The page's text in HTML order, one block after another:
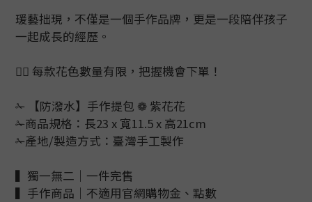
瑗藝拙現，不僅是一個手作品牌，更是一段陪伴孩子
一起成長的經歷。
👉🏻 每款花色數量有限，把握機會下單！
✁ 【防潑水】手作提包 ❁ 紫花花
✁商品規格：長23 x 寬11.5 x 高21cm
✁產地/製造方式：臺灣手工製作
▍獨一無二｜一件完售
▍手作商品｜不適用官網購物金、點數